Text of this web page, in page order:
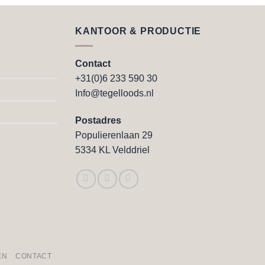
meerdere
KANTOOR & PRODUCTIE
Contact
+31(0)6 233 590 30
Info@tegelloods.nl
Postadres
Populierenlaan 29
5334 KL Velddriel
CONTACT